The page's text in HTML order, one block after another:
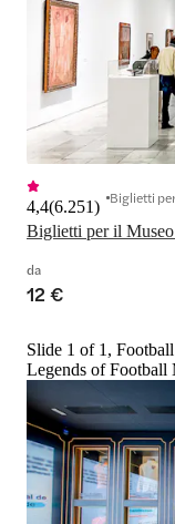
Biglietti per il
4,4(6.251) Biglietti
da
12 €
Slide 1 of 1, Football
Legends of Football